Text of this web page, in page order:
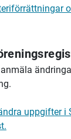
uppgifter i